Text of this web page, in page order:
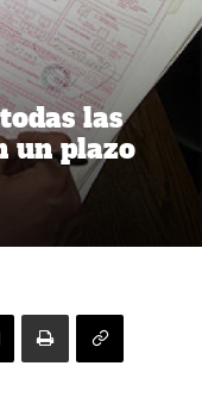
las
un plazo